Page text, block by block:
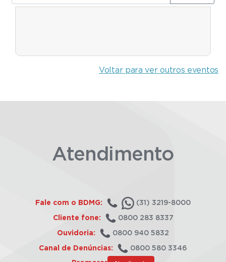
Voltar para ver outros eventos
Atendimento
Fale com o BDMG: (31) 3219-8000
Cliente fone: 0800 283 8337
Ouvidoria: 0800 940 5832
Canal de Denúncias: 0800 580 3346